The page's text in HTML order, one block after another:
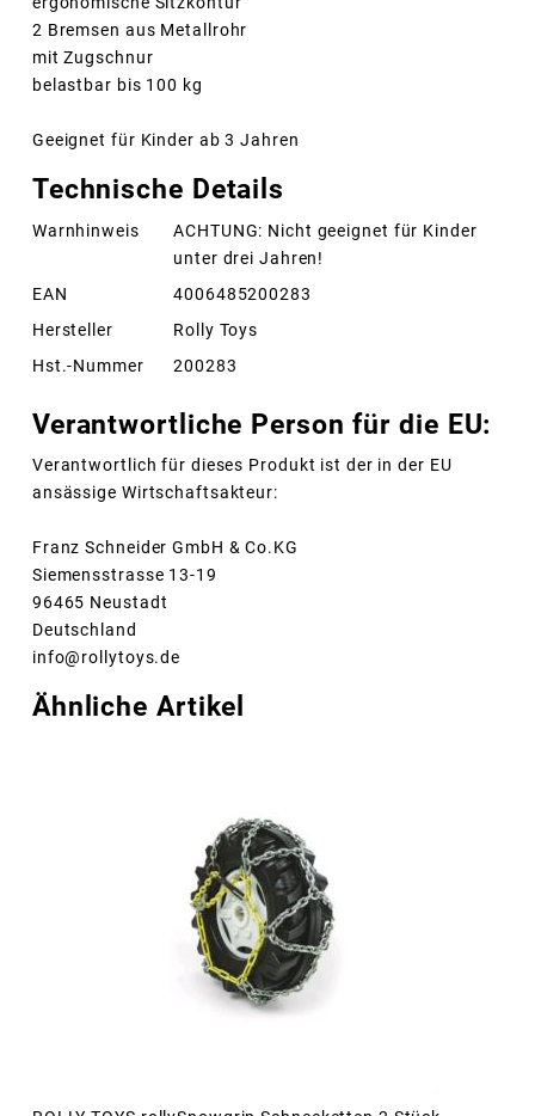
2 Bremsen aus Metallrohr
mit Zugschnur
belastbar bis 100 kg
Geeignet für Kinder ab 3 Jahren
Technische Details
Warnhinweis
ACHTUNG: Nicht geeignet für Kinder
unter drei Jahren!
EAN
4006485200283
Hersteller
Rolly Toys
Hst.-Nummer
200283
Verantwortliche Person für die EU:
Verantwortlich für dieses Produkt ist der in der EU
ansässige Wirtschaftsakteur:
Franz Schneider GmbH & Co.KG
Siemensstrasse 13-19
96465 Neustadt
Deutschland
info@rollytoys.de
Ähnliche Artikel